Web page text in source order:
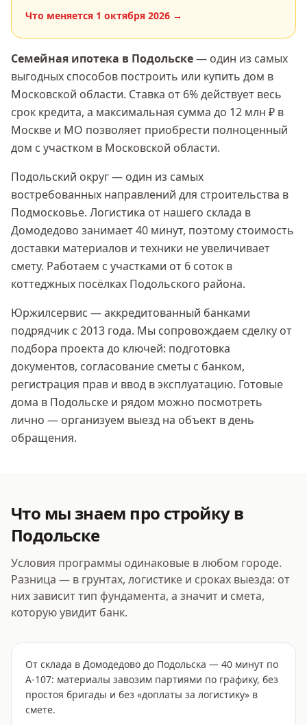
Что меняется 1 октября 2026 →
Семейная ипотека в Подольске— один из самых
выгодных способов построить или купить дом в
Московской области. Ставка от 6%действует весь
срок кредита, а максимальная сумма до 12 млн ₽ в
Москве и МО позволяет приобрести полноценный
дом с участком в Московской области.
Подольский округ — один из самых
востребованных направлений для строительства в
Подмосковье. Логистика от нашего склада в
Домодедово занимает 40 минут, поэтому стоимость
доставки материалов и техники не увеличивает
смету. Работаем с участками от 6 соток в
коттеджных посёлках Подольского района.
Юржилсервис — аккредитованный банками
подрядчик с 2013 года. Мы сопровождаем сделку от
подбора проекта до ключей: подготовка
документов, согласование сметы с банком,
регистрация прав и ввод в эксплуатацию. Готовые
дома в Подольске и рядом можно посмотреть
лично — организуем выезд на объект в день
обращения.
Что мы знаем про стройкув
Подольске
Условия программы одинаковые в любом городе.
Разница — в грунтах, логистике и сроках выезда: от
них зависит тип фундамента, а значит и смета,
которую увидит банк.
От склада в Домодедово до Подольска — 40 минут по
А-107: материалы завозим партиями по графику, без
простоя бригады и без «доплаты за логистику» в
смете.